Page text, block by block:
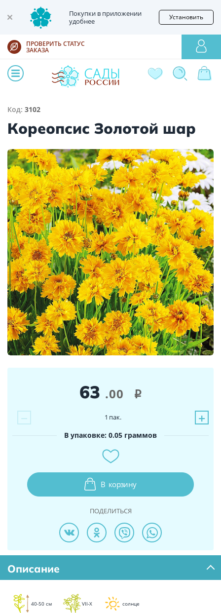
Покупки в приложении
удобнее
Установить
ПРОВЕРИТЬ СТАТУС
ЗАКАЗА
Код: 3102
Кореопсис Золотой шар
63 .00 i
− +
1 пак.
В упаковке: 0.05 граммов
В корзину
ПОДЕЛИТЬСЯ
Описание
40-50 см VII-X солнце